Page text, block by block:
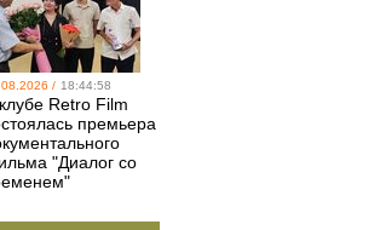
/ 18:44:58
Retro Film
премьера
"Диалог со